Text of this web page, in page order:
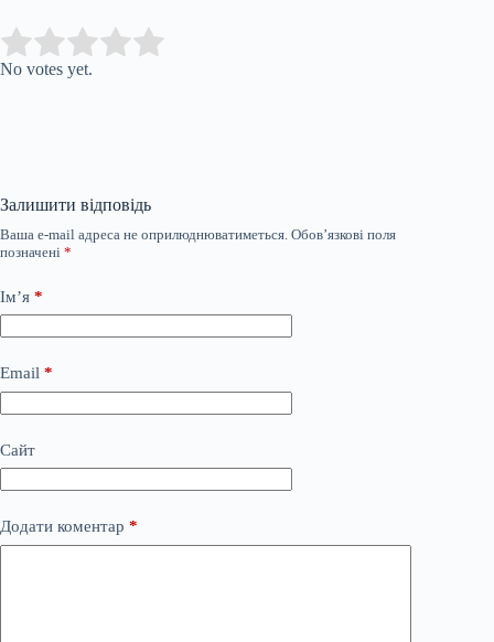
Rate this item:
No votes yet.
Залишити відповідь
Ваша e-mail адреса не оприлюднюватиметься. Обов’язкові поля
позначені *
Ім’я *
Email *
Сайт
Додати коментар *